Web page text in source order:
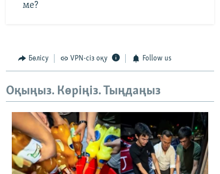
ме?
Бөлісу VPN-сіз оқу Follow us
Оқыңыз. Көріңіз. Тыңдаңыз